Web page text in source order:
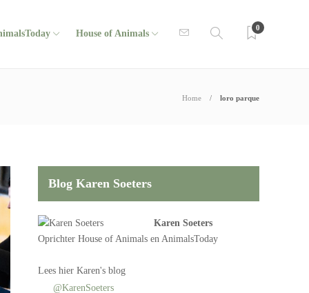
House of Animals
0
Home loro parque
Blog Karen Soeters
Karen Soeters
OprichterHouse of Animals en AnimalsToday
Leeshier Karen's blog
@KarenSoeters